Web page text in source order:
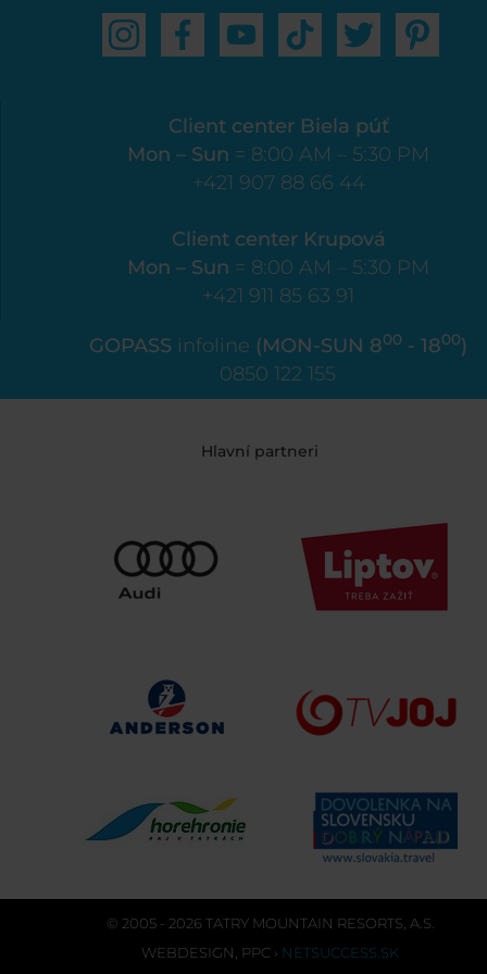
Client center Biela púť
Mon – Sun = 8:00 AM – 5:30 PM
+421 907 88 66 44
Client center Krupová
Mon – Sun = 8:00 AM – 5:30 PM
+421 911 85 63 91
GOPASS infoline (MON-SUN 800 - 1800)
0850 122 155
Hlavní partneri
© 2005 - 2026 TATRY MOUNTAIN RESORTS, A.S.
WEBDESIGN PPC › NETSUCCESS.SK